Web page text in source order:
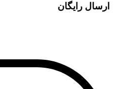
ارسال رایگان